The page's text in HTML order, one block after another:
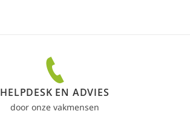
HELPDESK EN ADVIES
door onze vakmensen